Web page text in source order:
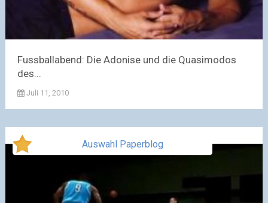
Fussballabend: Die Adonise und die Quasimodos
des...
Juli 11, 2010
Auswahl Paperblog